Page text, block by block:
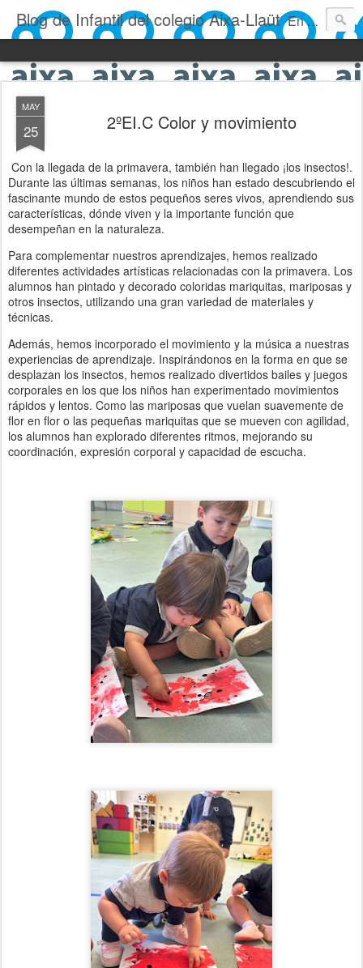
Blog de Infantil del colegio Aixa-Llaüt En nuestro blog verás las actividades del día a día de Infantil, de los alumnos de 0 a 6 años: los talleres, los experimentos, las rutinas, las clases, los patios, etc. ¡Todo aquello que los más pequeños no saben contar!
MAY
25 2ºEI.C Color y movimiento
Con la llegada de la primavera, también han llegado ¡los insectos!.
Durante las últimas semanas, los niños han estado descubriendo el
fascinante mundo de estos pequeños seres vivos, aprendiendo sus
características, dónde viven y la importante función que
desempeñan en la naturaleza.
Para complementar nuestros aprendizajes, hemos realizado
diferentes actividades artísticas relacionadas con la primavera. Los
alumnos han pintado y decorado coloridas mariquitas, mariposas y
otros insectos, utilizando una gran variedad de materiales y
técnicas.
Además, hemos incorporado el movimiento y la música a nuestras
experiencias de aprendizaje. Inspirándonos en la forma en que se
desplazan los insectos, hemos realizado divertidos bailes y juegos
corporales en los que los niños han experimentado movimientos
rápidos y lentos. Como las mariposas que vuelan suavemente de
flor en flor o las pequeñas mariquitas que se mueven con agilidad,
los alumnos han explorado diferentes ritmos, mejorando su
coordinación, expresión corporal y capacidad de escucha.